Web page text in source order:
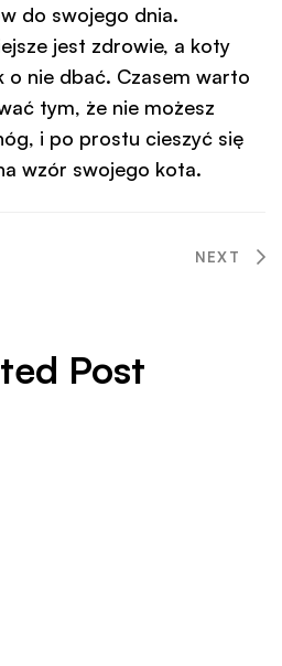
do swojego dnia.
jest zdrowie, a koty
o nie dbać. Czasem warto
tym, że nie możesz
i po prostu cieszyć się
wzór swojego kota.
NEXT
Post